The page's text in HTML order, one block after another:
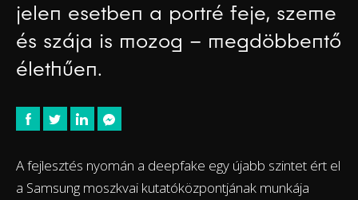
jelen esetben a portré feje, szeme
és szája is mozog – megdöbbentő
élethűen.
A fejlesztés nyomán a deepfake egy újabb szintet ért el
a Samsung moszkvai kutatóközpontjának munkája